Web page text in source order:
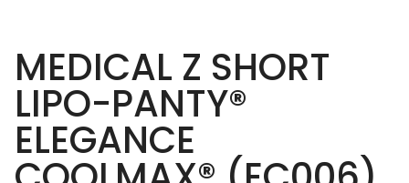
MEDICAL Z SHORT
LIPO-PANTY®
ELEGANCE